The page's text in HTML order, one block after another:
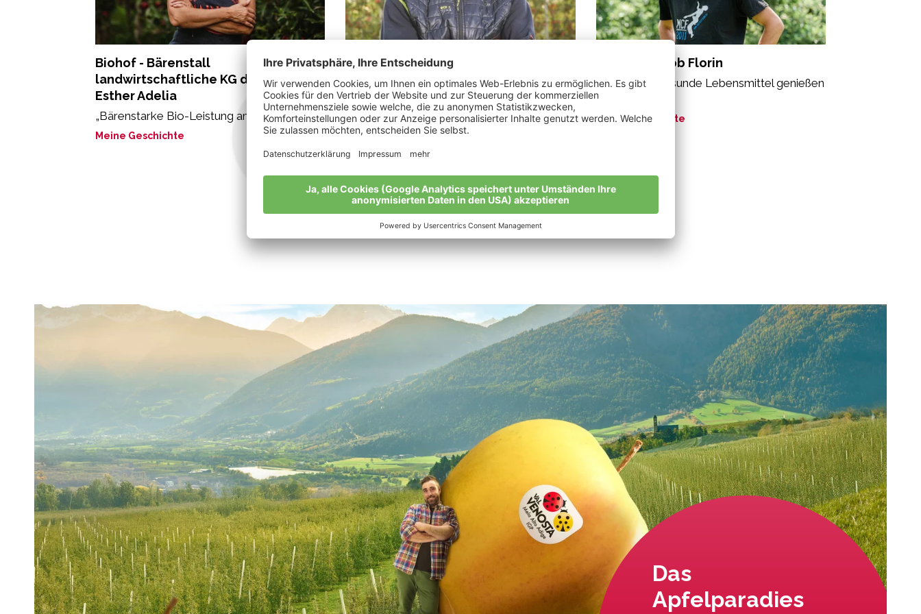
Biohof - Bärenstall
landwirtschaftliche KG der Stricker
Esther Adelia
„Bärenstarke Bio-Leistung am Bärenstall“
Meine Geschichte
Spechtenhauser Stefan
"Ich möchte meinen Söhnen einen guten
Boden hinterlassen"
Meine Geschichte
Pedross Jakob Florin
„Alle sollen gesunde Lebensmittel genießen
dürfen“
Meine Geschichte
Alle Bio-Bauern im Überblick
Das
Apfelparadies